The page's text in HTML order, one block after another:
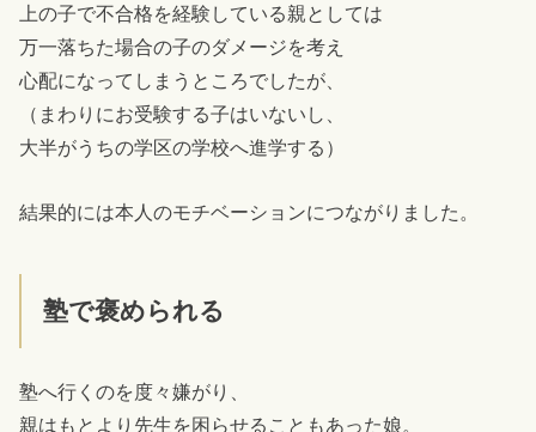
上の子で不合格を経験している親としては
万一落ちた場合の子のダメージを考え
心配になってしまうところでしたが、
（まわりにお受験する子はいないし、
大半がうちの学区の学校へ進学する）
結果的には本人のモチベーションにつながりました。
塾で褒められる
塾へ行くのを度々嫌がり、
親はもとより先生を困らせることもあった娘。